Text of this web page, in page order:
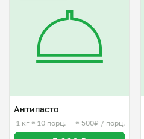
Антипасто
1 кг ≈ 10 порц. ≈ 500₽ / порц.